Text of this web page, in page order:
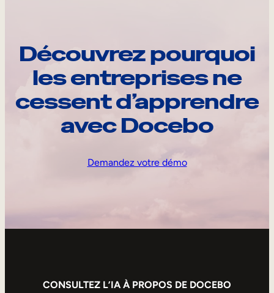
Découvrez pourquoi
les entreprises ne
cessent d’apprendre
avec Docebo
Demandez votre démo
CONSULTEZ L’IA À PROPOS DE DOCEBO